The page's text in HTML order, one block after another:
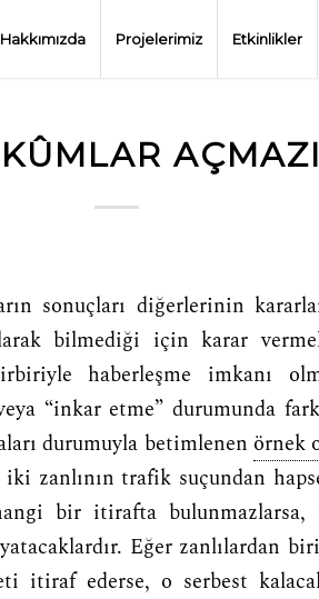
Hakkımızda Projelerimiz Etkinlikler
AÇMAZI
sonuçları diğerlerinin
bilmediği için karar
haberleşme imkanı
“inkar etme” durumunda
durumuyla betimlenen örnek
zanlının trafik suçundan
bir itirafta
Eğer zanlılardan
itiraf ederse, o serbest